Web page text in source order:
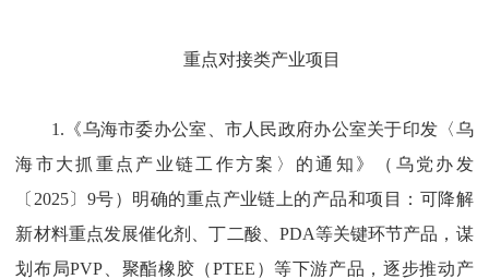
重点对接类产业项目
1. 《乌海市委办公室、市人民政府办公室关于印发 〈乌
海市大抓重点产业链工作方案 〉 的通知》
（乌党办发
〔 2025〕 9号） 明确的重点产业链上的产品和项目：可降解
新材料重点发展催化剂、丁二酸、 PDA等关键环节产品，谋
划布局PVP 、聚酯橡胶 （PTEE ）等下游产品，逐步推动产